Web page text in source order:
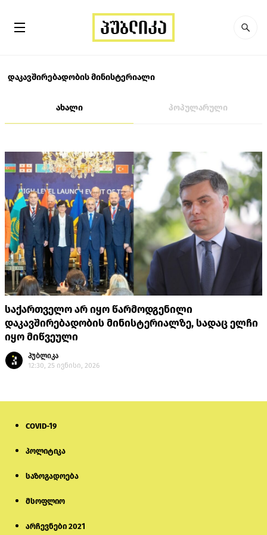
დაკავშირებადობის მინისტერიალი
ახალი პოპულარული
საქართველო არ იყო წარმოდგენილი
დაკავშირებადობის მინისტერიალზე, სადაც ელჩი
იყო მიწვეული
პუბლიკა
12:30, 25 ივნისი, 2026
COVID-19
პოლიტიკა
საზოგადოება
მსოფლიო
არჩევნები 2021